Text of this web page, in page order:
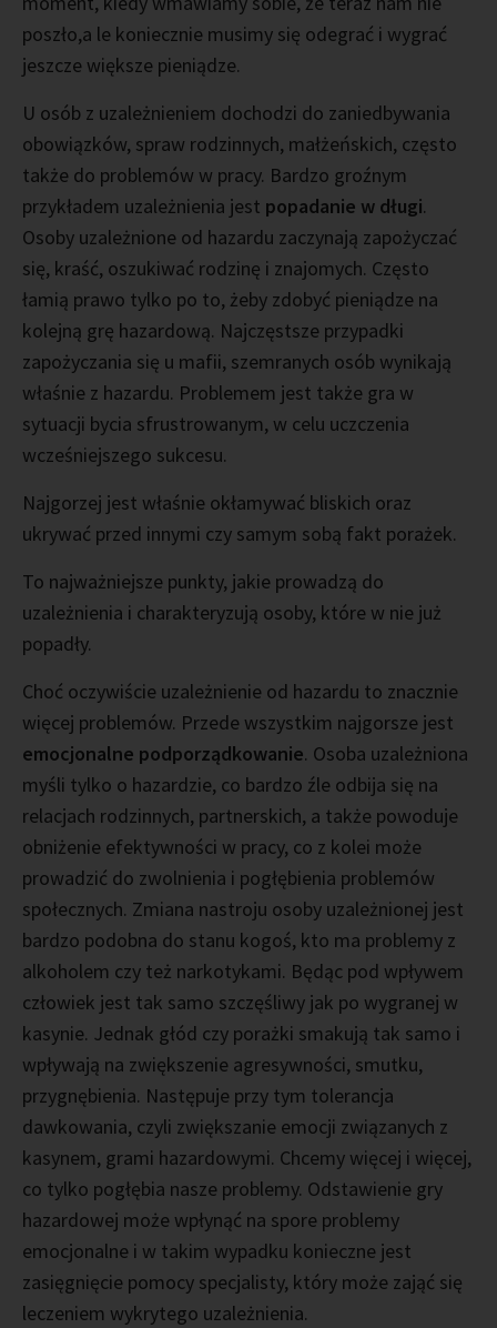
poszło,a le koniecznie musimy się odegrać i wygrać
jeszcze większe pieniądze.
U osób z uzależnieniem dochodzi do zaniedbywania
obowiązków, spraw rodzinnych, małżeńskich, często
także do problemów w pracy. Bardzo groźnym
przykładem uzależnienia jest popadanie w długi.
Osoby uzależnione od hazardu zaczynają zapożyczać
się, kraść, oszukiwać rodzinę i znajomych. Często
łamią prawo tylko po to, żeby zdobyć pieniądze na
kolejną grę hazardową. Najczęstsze przypadki
zapożyczania się u mafii, szemranych osób wynikają
właśnie z hazardu. Problemem jest także gra w
sytuacji bycia sfrustrowanym, w celu uczczenia
wcześniejszego sukcesu.
Najgorzej jest właśnie okłamywać bliskich oraz
ukrywać przed innymi czy samym sobą fakt porażek.
To najważniejsze punkty, jakie prowadzą do
uzależnienia i charakteryzują osoby, które w nie już
popadły.
Choć oczywiście uzależnienie od hazardu to znacznie
więcej problemów. Przede wszystkim najgorsze jest
emocjonalne podporządkowanie. Osoba uzależniona
myśli tylko o hazardzie, co bardzo źle odbija się na
relacjach rodzinnych, partnerskich, a także powoduje
obniżenie efektywności w pracy, co z kolei może
prowadzić do zwolnienia i pogłębienia problemów
społecznych. Zmiana nastroju osoby uzależnionej jest
bardzo podobna do stanu kogoś, kto ma problemy z
alkoholem czy też narkotykami. Będąc pod wpływem
człowiek jest tak samo szczęśliwy jak po wygranej w
kasynie. Jednak głód czy porażki smakują tak samo i
wpływają na zwiększenie agresywności, smutku,
przygnębienia. Następuje przy tym tolerancja
dawkowania, czyli zwiększanie emocji związanych z
kasynem, grami hazardowymi. Chcemy więcej i więcej,
co tylko pogłębia nasze problemy. Odstawienie gry
hazardowej może wpłynąć na spore problemy
emocjonalne i w takim wypadku konieczne jest
zasięgnięcie pomocy specjalisty, który może zająć się
leczeniem wykrytego uzależnienia.